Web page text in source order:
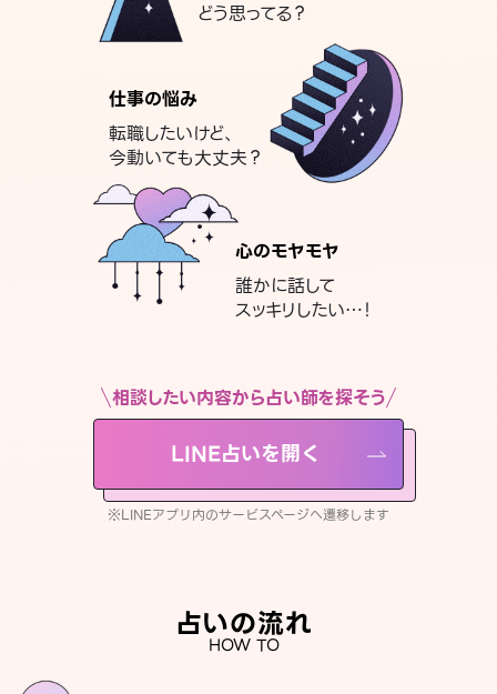
どう思ってる？
仕事の悩み
転職したいけど、
今動いても大丈夫？
心のモヤモヤ
誰かに話して
スッキリしたい…！
相談したい内容から占い師を探そう
LINE占いを開く
※LINEアプリ内のサービスページへ遷移します
占いの流れ
HOW TO